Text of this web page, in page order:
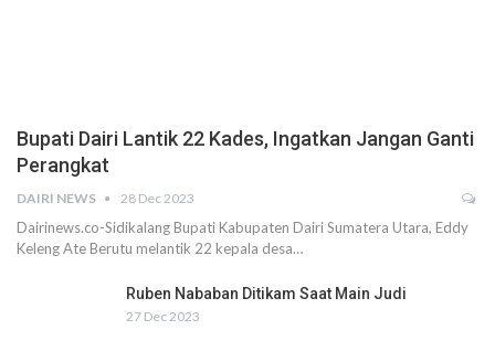
Bupati Dairi Lantik 22 Kades, Ingatkan Jangan Ganti
Perangkat
DAIRI NEWS 28 Dec 2023
Dairinews.co-Sidikalang Bupati Kabupaten Dairi Sumatera Utara, Eddy
Keleng Ate Berutu melantik 22 kepala desa…
Ruben Nababan Ditikam Saat Main Judi
27 Dec 2023